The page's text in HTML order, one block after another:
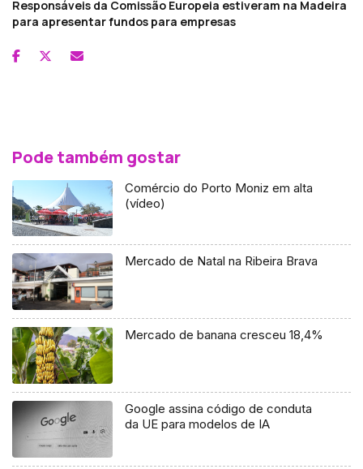
Responsáveis da Comissão Europeia estiveram na Madeira
para apresentar fundos para empresas
Pode também gostar
Comércio do Porto Moniz em alta
(vídeo)
Mercado de Natal na Ribeira Brava
Mercado de banana cresceu 18,4%
Google assina código de conduta
da UE para modelos de IA